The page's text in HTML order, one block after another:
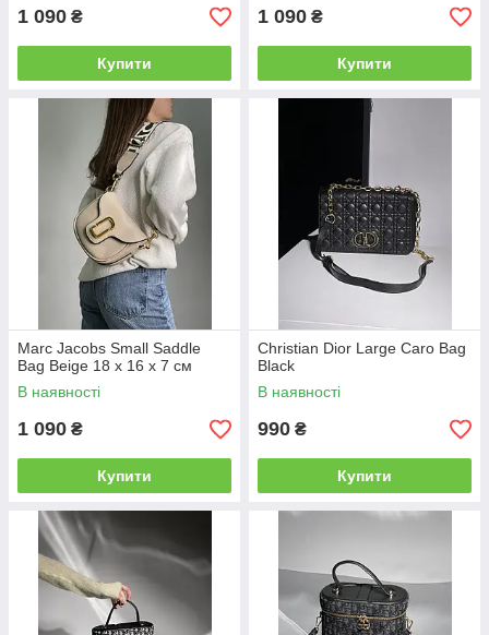
1 090 ₴
Купити
1 090 ₴
Купити
Marc Jacobs Small Saddle
Bag Beige 18 х 16 х 7 см
В наявності
1 090 ₴
Купити
Christian Dior Large Caro Bag
Black
В наявності
990 ₴
Купити